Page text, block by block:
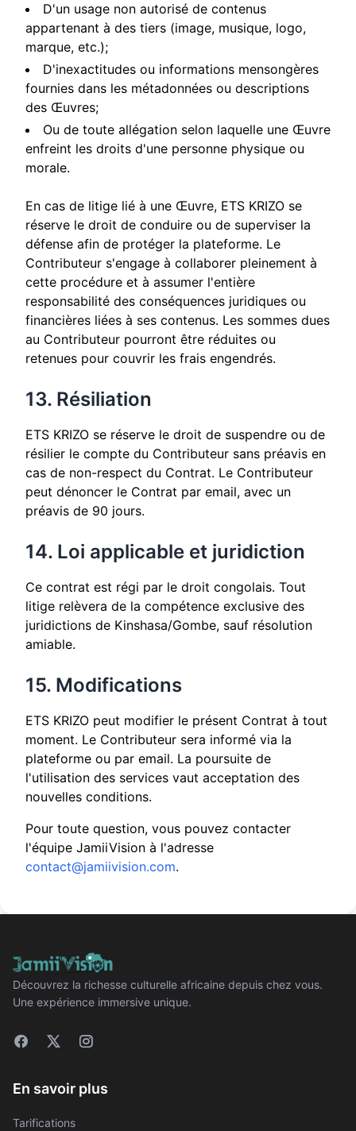
D'un usage non autorisé de contenus
appartenant à des tiers (image, musique, logo,
marque, etc.);
D'inexactitudes ou informations mensongères
fournies dans les métadonnées ou descriptions
des Œuvres;
Ou de toute allégation selon laquelle une Œuvre
enfreint les droits d'une personne physique ou
morale.
En cas de litige lié à une Œuvre, ETS KRIZO se
réserve le droit de conduire ou de superviser la
défense afin de protéger la plateforme. Le
Contributeur s'engage à collaborer pleinement à
cette procédure et à assumer l'entière
responsabilité des conséquences juridiques ou
financières liées à ses contenus. Les sommes dues
au Contributeur pourront être réduites ou
retenues pour couvrir les frais engendrés.
13. Résiliation
ETS KRIZO se réserve le droit de suspendre ou de
résilier le compte du Contributeur sans préavis en
cas de non-respect du Contrat. Le Contributeur
peut dénoncer le Contrat par email, avec un
préavis de 90 jours.
14. Loi applicable et juridiction
Ce contrat est régi par le droit congolais. Tout
litige relèvera de la compétence exclusive des
juridictions de Kinshasa/Gombe, sauf résolution
amiable.
15. Modifications
ETS KRIZO peut modifier le présent Contrat à tout
moment. Le Contributeur sera informé via la
plateforme ou par email. La poursuite de
l'utilisation des services vaut acceptation des
nouvelles conditions.
Pour toute question, vous pouvez contacter
l'équipe JamiiVision à l'adresse
contact@jamiivision.com.
Découvrez la richesse culturelle africaine depuis chez vous.
Une expérience immersive unique.
En savoir plus
Tarifications